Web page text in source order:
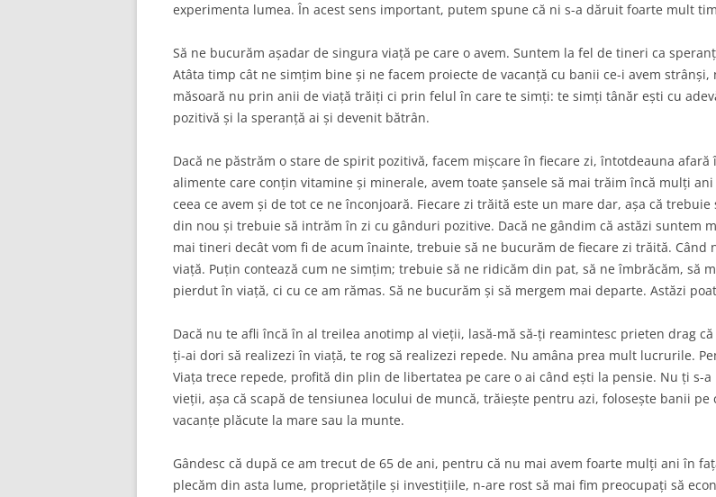
experimenta lumea. În acest sens important, putem spune că ni s-a dăruit foarte mult
Să ne bucurăm așadar de singura viață pe care o avem. Suntem la fel de tineri ca
Atâta timp cât ne simțim bine și ne facem proiecte de vacanță cu banii ce-i avem
măsoară nu prin anii de viață trăiți ci prin felul în care te simți: te simți tânăr ești cu
pozitivă și la speranță ai și devenit bătrân.
Dacă ne păstrăm o stare de spirit pozitivă, facem mișcare în fiecare zi, întotdeauna
alimente care conțin vitamine și minerale, avem toate șansele să mai trăim încă mulți
ceea ce avem și de tot ce ne înconjoară. Fiecare zi trăită este un mare dar, așa că
din nou și trebuie să intrăm în zi cu gânduri pozitive. Dacă ne gândim că astăzi suntem
mai tineri decât vom fi de acum înainte, trebuie să ne bucurăm de fiecare zi trăită.
viață. Puțin contează cum ne simțim; trebuie să ne ridicăm din pat, să ne îmbrăcăm, să
pierdut în viață, ci cu ce am rămas. Să ne bucurăm și să mergem mai departe. Astăzi
Dacă nu te afli încă în al treilea anotimp al vieții, lasă-mă să-ți reamintesc prieten drag
ți-ai dori să realizezi în viață, te rog să realizezi repede. Nu amâna prea mult lucrurile.
Viața trece repede, profită din plin de libertatea pe care o ai când ești la pensie. Nu ți s-
vieții, așa că scapă de tensiunea locului de muncă, trăiește pentru azi, folosește banii
vacanțe plăcute la mare sau la munte.
Gândesc că după ce am trecut de 65 de ani, pentru că nu mai avem foarte mulți ani în
plecăm din asta lume, proprietățile și investițiile, n-are rost să mai fim preocupați să